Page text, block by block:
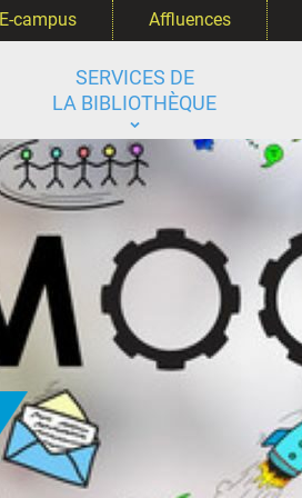
E-campus Affluences
SERVICES DE
LA BIBLIOTHÈQUE